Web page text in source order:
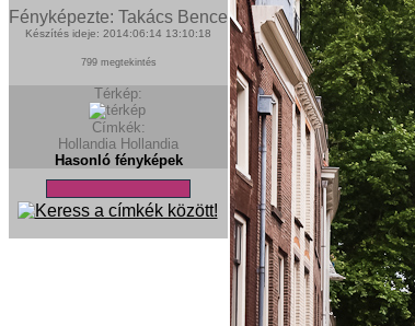
Fényképezte: Takács Bence
Készítés ideje: 2014:06:14 13:10:18
799 megtekintés
Térkép:
Címkék:
Hollandia Hollandia
Hasonló fényképek